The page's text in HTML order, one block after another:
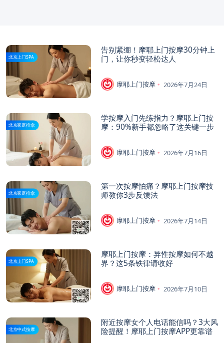
北京上门SPA
告别紧绷！摩耶上门按摩30分钟上
门，让你秒变轻松达人
摩耶上门按摩 2026年7月24日
北京家庭推拿
学按摩入门先练指力？摩耶上门按
摩：90%新手都忽略了这关键一步
摩耶上门按摩 2026年7月16日
北京家庭推拿
第一次按摩怕痛？摩耶上门按摩技
师教你3步反馈法
摩耶上门按摩 2026年7月14日
北京上门SPA
摩耶上门按摩：异性按摩如何不越
界？这5条铁律请收好
摩耶上门按摩 2026年7月10日
北京中式按摩
附近按摩女个人电话能信吗？3大风
险提醒！摩耶上门按摩APP更靠谱